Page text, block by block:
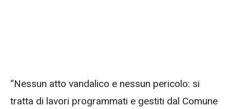
“Nessun atto vandalico e nessun pericolo: si
tratta di lavori programmati e gestiti dal Comune